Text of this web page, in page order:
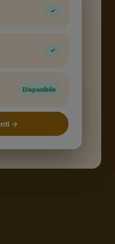
✓
✓
Disponibile
→